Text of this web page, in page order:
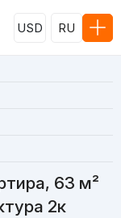
USD RU
63 м²
2к